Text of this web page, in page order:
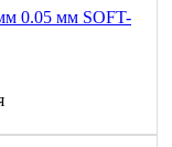
0.05 мм SOFT-